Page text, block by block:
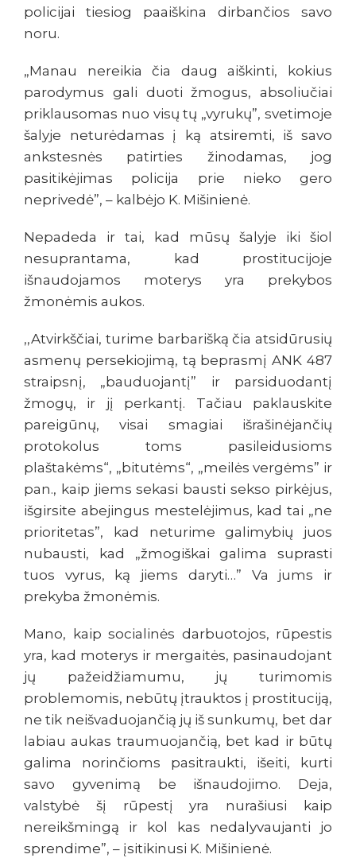
policijai tiesiog paaiškina dirbančios savo
noru.
„Manau nereikia čia daug aiškinti, kokius
parodymus gali duoti žmogus, absoliučiai
priklausomas nuo visų tų „vyrukų”, svetimoje
šalyje neturėdamas į ką atsiremti, iš savo
ankstesnės patirties žinodamas, jog
pasitikėjimas policija prie nieko gero
neprivedė”, – kalbėjo K. Mišinienė.
Nepadeda ir tai, kad mūsų šalyje iki šiol
nesuprantama, kad prostitucijoje
išnaudojamos moterys yra prekybos
žmonėmis aukos.
,,Atvirkščiai, turime barbarišką čia atsidūrusių
asmenų persekiojimą, tą beprasmį ANK 487
straipsnį, „bauduojantį” ir parsiduodantį
žmogų, ir jį perkantį. Tačiau paklauskite
pareigūnų, visai smagiai išrašinėjančių
protokolus toms pasileidusioms
plaštakėms“, „bitutėms“, „meilės vergėms” ir
pan., kaip jiems sekasi bausti sekso pirkėjus,
išgirsite abejingus mestelėjimus, kad tai „ne
prioritetas”, kad neturime galimybių juos
nubausti, kad „žmogiškai galima suprasti
tuos vyrus, ką jiems daryti…” Va jums ir
prekyba žmonėmis.
Mano, kaip socialinės darbuotojos, rūpestis
yra, kad moterys ir mergaitės, pasinaudojant
jų pažeidžiamumu, jų turimomis
problemomis, nebūtų įtrauktos į prostituciją,
ne tik neišvaduojančią jų iš sunkumų, bet dar
labiau aukas traumuojančią, bet kad ir būtų
galima norinčioms pasitraukti, išeiti, kurti
savo gyvenimą be išnaudojimo. Deja,
valstybė šį rūpestį yra nurašiusi kaip
nereikšmingą ir kol kas nedalyvaujanti jo
sprendime”, – įsitikinusi K. Mišinienė.